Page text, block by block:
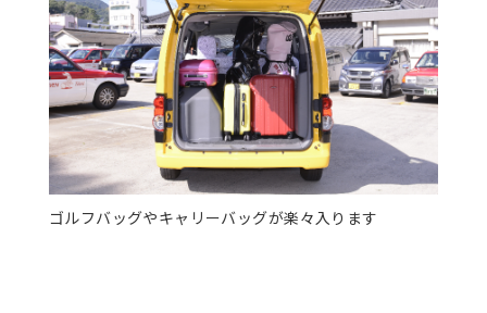
ゴルフバッグやキャリーバッグが楽々入ります